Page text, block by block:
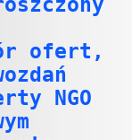
ofert,
NGO